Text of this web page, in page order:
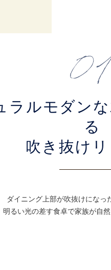
ラルモダン
る
吹き抜け
ダイニング上部が吹抜けになっ
明るい光の差す食卓で家族が自然